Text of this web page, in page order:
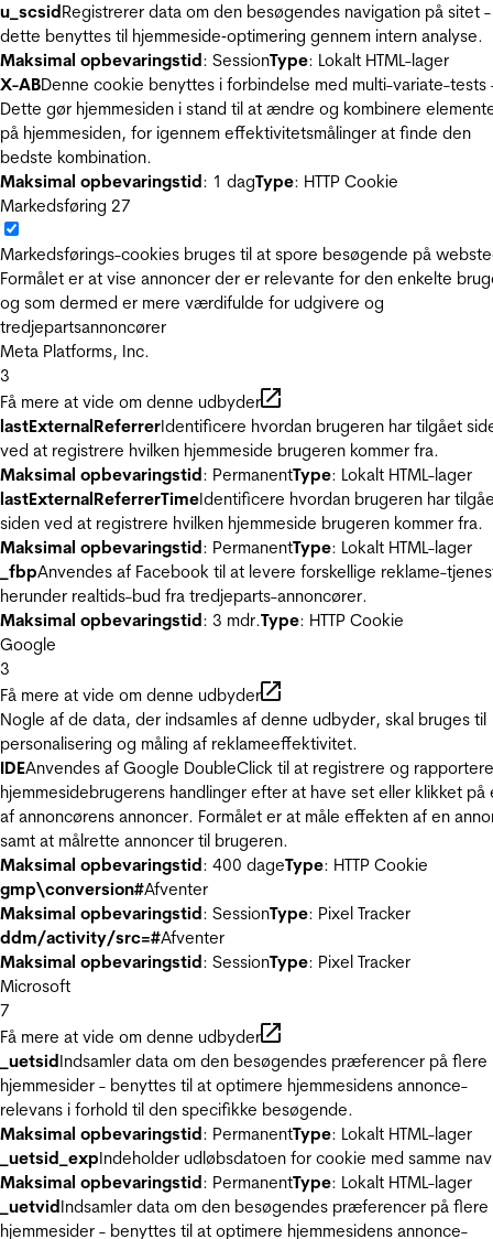
u_scsidRegistrerer data om den besøgendes navigation på sitet -
dette benyttes til hjemmeside‐optimering gennem intern analyse.
Maksimal opbevaringstid: SessionType: Lokalt HTML-lager
X-ABDenne cookie benyttes i forbindelse med multi-variate-tests
Dette gør hjemmesiden i stand til at ændre og kombinere
på hjemmesiden, for igennem effektivitetsmålinger at finde den
bedste kombination.
Maksimal opbevaringstid: 1 dagType: HTTP Cookie
Markedsføring 27
Markedsførings-cookies bruges til at spore besøgende på
Formålet er at vise annoncer der er relevante for den enkelte
og som dermed er mere værdifulde for udgivere og
tredjepartsannoncører
Meta Platforms, Inc.
3
Få mere at vide om denne udbyder
lastExternalReferrerIdentificere hvordan brugeren har tilgået
ved at registrere hvilken hjemmeside brugeren kommer fra.
Maksimal opbevaringstid: PermanentType: Lokalt HTML-lager
lastExternalReferrerTimeIdentificere hvordan brugeren har
siden ved at registrere hvilken hjemmeside brugeren kommer fra.
Maksimal opbevaringstid: PermanentType: Lokalt HTML-lager
_fbpAnvendes af Facebook til at levere forskellige reklame-
herunder realtids-bud fra tredjeparts-annoncører.
Maksimal opbevaringstid: 3 mdr.Type: HTTP Cookie
Google
3
Få mere at vide om denne udbyder
Nogle af de data, der indsamles af denne udbyder, skal bruges til
personalisering og måling af reklameeffektivitet.
IDEAnvendes af Google DoubleClick til at registrere og
hjemmesidebrugerens handlinger efter at have set eller klikket på
af annoncørens annoncer. Formålet er at måle effekten af en
samt at målrette annoncer til brugeren.
Maksimal opbevaringstid: 400 dageType: HTTP Cookie
gmp\conversion#Afventer
Maksimal opbevaringstid: SessionType: Pixel Tracker
ddm/activity/src=#Afventer
Maksimal opbevaringstid: SessionType: Pixel Tracker
Microsoft
7
Få mere at vide om denne udbyder
_uetsidIndsamler data om den besøgendes præferencer på flere
hjemmesider - benyttes til at optimere hjemmesidens annonce-
relevans i forhold til den specifikke besøgende.
Maksimal opbevaringstid: PermanentType: Lokalt HTML-lager
_uetsid_expIndeholder udløbsdatoen for cookie med samme
Maksimal opbevaringstid: PermanentType: Lokalt HTML-lager
_uetvidIndsamler data om den besøgendes præferencer på flere
hjemmesider - benyttes til at optimere hjemmesidens annonce-